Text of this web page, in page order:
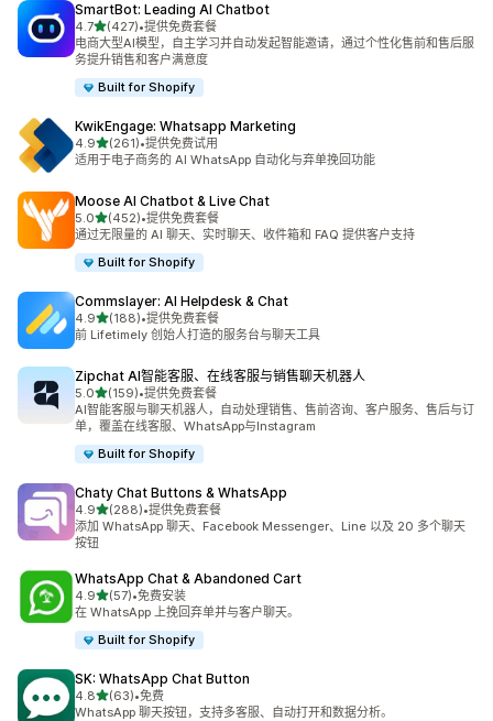
SmartBot: Leading AI Chatbot
4.7星（满分 5 星）
(427)
总共 427 条评论
•提供免费套餐
电商大型AI模型，自主学习并自动发起智能邀请，通过个性化售前和售后服
务提升销售和客户满意度
Built for Shopify
KwikEngage: Whatsapp Marketing
4.9星（满分 5 星）
(261)
总共 261 条评论
•提供免费试用
适用于电子商务的 AI WhatsApp 自动化与弃单挽回功能
Moose AI Chatbot & Live Chat
5.0星（满分 5 星）
(452)
总共 452 条评论
•提供免费套餐
通过无限量的 AI 聊天、实时聊天、收件箱和 FAQ 提供客户支持
Built for Shopify
Commslayer: AI Helpdesk & Chat
4.9星（满分 5 星）
(188)
总共 188 条评论
•提供免费套餐
前 Lifetimely 创始人打造的服务台与聊天工具
Zipchat AI智能客服、在线客服与销售聊天机器人
5.0星（满分 5 星）
(159)
总共 159 条评论
•提供免费套餐
AI智能客服与聊天机器人，自动处理销售、售前咨询、客户服务、售后与订
单，覆盖在线客服、WhatsApp与Instagram
Built for Shopify
Chaty Chat Buttons & WhatsApp
4.9星（满分 5 星）
(288)
总共 288 条评论
•提供免费套餐
添加 WhatsApp 聊天、Facebook Messenger、Line 以及 20 多个聊天
按钮
WhatsApp Chat & Abandoned Cart
4.9星（满分 5 星）
(57)
总共 57 条评论
•免费安装
在 WhatsApp 上挽回弃单并与客户聊天。
Built for Shopify
SK: WhatsApp Chat Button
4.8星（满分 5 星）
(63)
总共 63 条评论
•免费
WhatsApp 聊天按钮，支持多客服、自动打开和数据分析。